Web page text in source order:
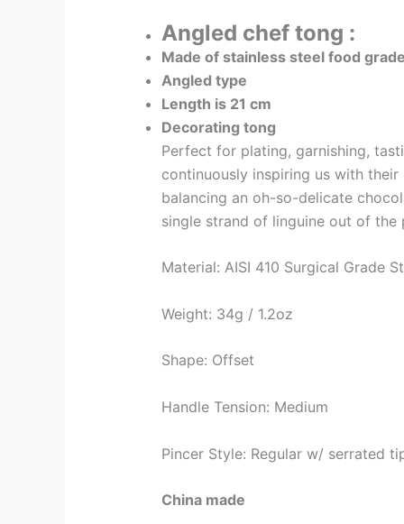
Angled chef tong :
Made of stainless steel food
Angled type
Length is 21 cm
Decorating tong
Perfect for plating, garnishing,
continuously inspiring us with
balancing an oh-so-delicate
single strand of linguine out of the
Material: AISI 410 Surgical Grade
Weight: 34g / 1.2oz
Shape: Offset
Handle Tension: Medium
Pincer Style: Regular w/ serrated
China made